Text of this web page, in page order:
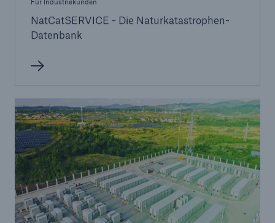
NatCatSERVICE - Die Naturkatastrophen-
Datenbank